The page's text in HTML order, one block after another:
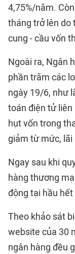
4,75%/năm.
tháng trở lên do
cung - cầu vốn
Ngoài ra, Ngân
phần trăm các
ngày 19/6, như
toán điện tử liên
hụt vốn trong
giảm từ mức,
Ngay sau khi
hàng thương
động tại hầu hết
Theo khảo sát
website của 30
ngân hàng đều